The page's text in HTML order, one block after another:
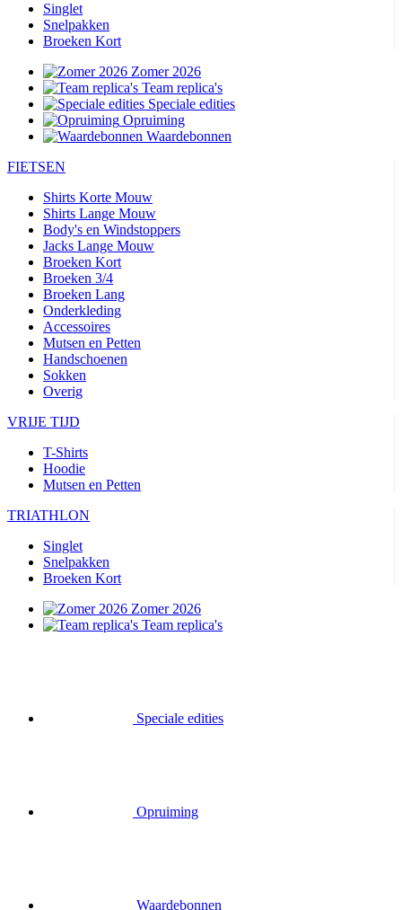
Singlet
Snelpakken
Broeken Kort
Zomer 2026
Team replica's
Speciale edities
Opruiming
Waardebonnen
FIETSEN
Shirts Korte Mouw
Shirts Lange Mouw
Body's en Windstoppers
Jacks Lange Mouw
Broeken Kort
Broeken 3/4
Broeken Lang
Onderkleding
Accessoires
Mutsen en Petten
Handschoenen
Sokken
Overig
VRIJE TIJD
T-Shirts
Hoodie
Mutsen en Petten
TRIATHLON
Singlet
Snelpakken
Broeken Kort
Zomer 2026
Team replica's
Shirts Lange Mouw